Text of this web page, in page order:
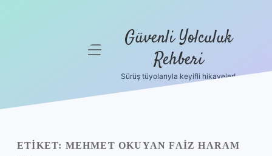
menüyü Güvenli Yolculuk
Rehberi
Sürüş tüyolarıyla keyifli hikayeler!
ETIKET: MEHMET OKUYAN FAIZ HARAM